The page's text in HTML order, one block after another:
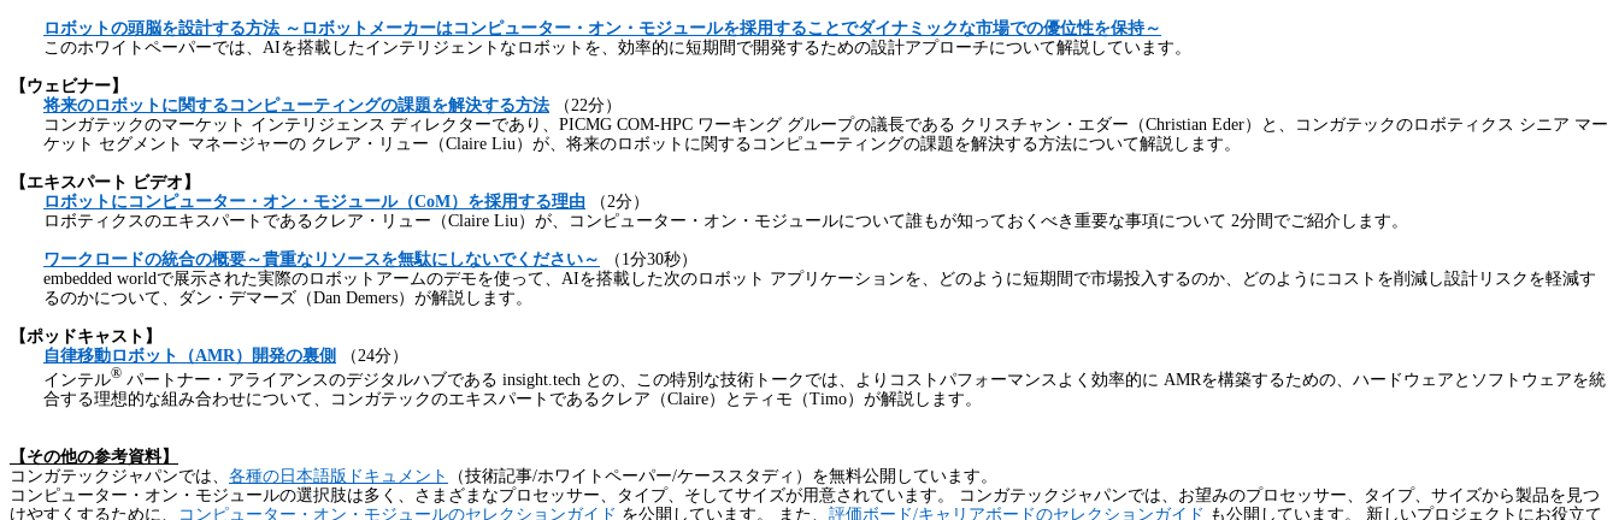
ロボットの頭脳を設計する方法 ～ロボットメーカーはコンピューター・オン・モジュールを採用することでダイナミックな市場での優位性を保持～
このホワイトペーパーでは、 AIを搭載したインテリジェントなロボットを、効率的に短期間で開発するための設計アプローチについて解説しています。
【ウェビナー】
将来のロボットに関するコンピューティングの課題を解決する方法
（ 22分）
コンガテックのマーケット インテリジェンス ディレクターであり、 PICMG COM-HPC ワーキング グループの議長である クリスチャン・エダー（Christian Eder）と、コンガテックのロボティクス シニア マー
ケット セグメント マネージャーの クレア・リュー（Claire Liu ）が、将来のロボットに関するコンピューティングの課題を解決する方法について解説します。
【エキスパート ビデオ】
ロボットにコンピューター・オン・モジュール（CoM）を採用する理由 （ 2分）
ロボティクスのエキスパートであるクレア・リュー（Claire Liu ）が、コンピューター・オン・モジュールについて誰もが知っておくべき重要な事項について 2分間でご紹介します。
ワークロードの統合の概要～貴重なリソースを無駄にしないでください～ （ 1 分30秒）
embedded world で展示された実際のロボットアームのデモを使って、 AIを搭載した次のロボット アプリケーションを、どのように短期間で市場投入するのか、どのようにコストを削減し設計リスクを軽減す
るのかについて、ダン・デマーズ（Dan Demers）が解説します。
【ポッドキャスト】
自律移動ロボット（AMR ）開発の裏側 （ 24分）
インテル® パートナー・アライアンスのデジタルハブである insight.tech との、この特別な技術トークでは、よりコストパフォーマンスよく効率的に AMRを構築するための、ハードウェアとソフトウェアを統
合する理想的な組み合わせについて、コンガテックのエキスパートであるクレア（Claire）とティモ（Timo）が解説します。
【その他の参考資料】
コンガテックジャパンでは、 各種の日本語版ドキュメント （技術記事/ホワイトペーパー/ケーススタディ）を無料公開しています。
コンピューター・オン・モジュールの選択肢は多く、さまざまなプロセッサー、タイプ、そしてサイズが用意されています。 コンガテックジャパンでは、お望みのプロセッサー、タイプ、サイズから製品を見つ
けやすくするために、
コンピュータ ー ・オン・モジュールのセレクションガイド を公開しています。 また、 評価ボード/キャリアボードのセレクションガイド も公開しています。 新しいプロジェクトにお役立て